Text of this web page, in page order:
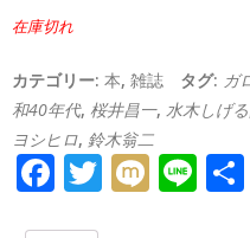
在庫切れ
カテゴリー: 本, 雑誌 タグ: ガ
和40年代, 桜井昌一, 水木しげる
ヨシヒロ, 鈴木翁二
Facebook
Twitter
MixiLine